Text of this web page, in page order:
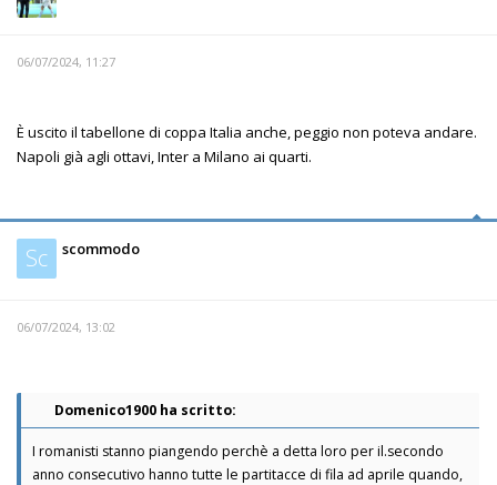
06/07/2024, 11:27
È uscito il tabellone di coppa Italia anche, peggio non poteva andare.
Napoli già agli ottavi, Inter a Milano ai quarti.
Sc scommodo
06/07/2024, 13:02
Domenico1900 ha scritto:
I romanisti stanno piangendo perchè a detta loro per il.secondo
anno consecutivo hanno tutte le partitacce di fila ad aprile quando,